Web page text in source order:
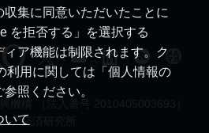
集に同意いただいたことに
を拒否する」を選択する
ィア機能は制限されます。ク
利用に関しては「個人情報の
照ください。
いて
ア経済研究所